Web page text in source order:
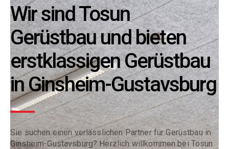
Wir sind Tosun
Gerüstbau und bieten
erstklassigen Gerüstbau
in Ginsheim-Gustavsburg
Sie suchen einen verlässlichen Partner für Gerüstbau in
Ginsheim-Gustavsburg? Herzlich willkommen bei Tosun